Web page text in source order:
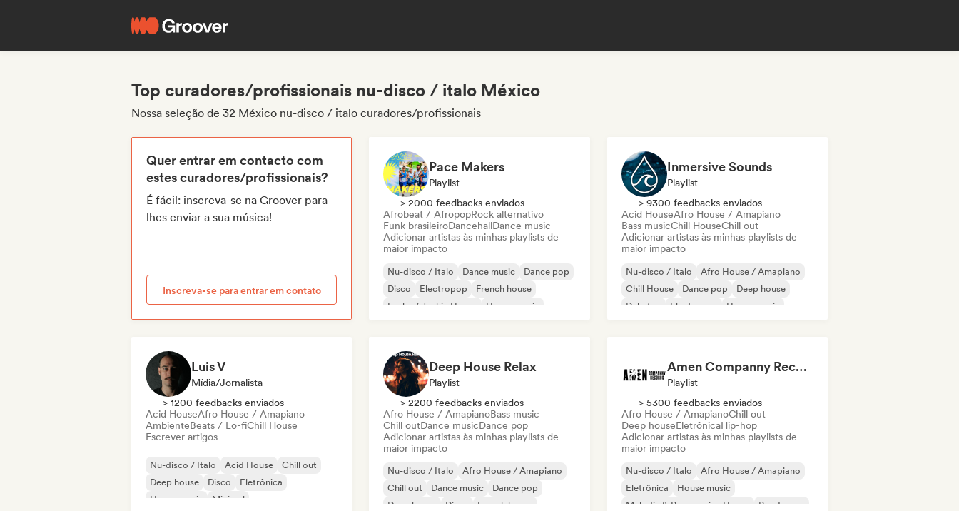
Top curadores/profissionais nu-disco / italo México
Nossa seleção de 32 México nu-disco / italo curadores/profissionais
Quer entrar em contacto com
estes curadores/profissionais?
É fácil: inscreva-se na Groover para
lhes enviar a sua música!
Inscreva-se para entrar em contato
Pace Makers
Playlist
> 2000 feedbacks enviados
Afrobeat / AfropopRock alternativo
Funk brasileiroDancehallDance music
Adicionar artistas às minhas playlists de
maior impacto
Nu-disco / Italo Dance music
Dance pop
Disco
Electropop
French house
Funky / Jackin House
House music
Inmersive Sounds
Playlist
> 9300 feedbacks enviados
Acid HouseAfro House / Amapiano
Bass musicChill HouseChill out
Adicionar artistas às minhas playlists de
maior impacto
Nu-disco / Italo
Afro House / Amapiano
Chill House
Dance pop
Deep house
Dubstep
Electropop House music
Luis V
Mídia/Jornalista
> 1200 feedbacks enviados
Acid HouseAfro House / Amapiano
AmbienteBeats / Lo-fiChill House
Escrever artigos
Nu-disco / Italo Acid House
Chill out
Deep house
Disco
Eletrônica
House music
Minimal
Deep House Relax
Playlist
> 2200 feedbacks enviados
Afro House / AmapianoBass music
Chill outDance musicDance pop
Adicionar artistas às minhas playlists de
maior impacto
Nu-disco / Italo
Afro House / Amapiano
Chill out
Dance music
Dance pop
Deep house
Disco French house
Amen Companny Records
Playlist
> 5300 feedbacks enviados
Afro House / AmapianoChill out
Deep houseEletrônicaHip-hop
Adicionar artistas às minhas playlists de
maior impacto
Nu-disco / Italo
Afro House / Amapiano
Eletrônica
House music
Melodic & Progressive House
Psy-Trance